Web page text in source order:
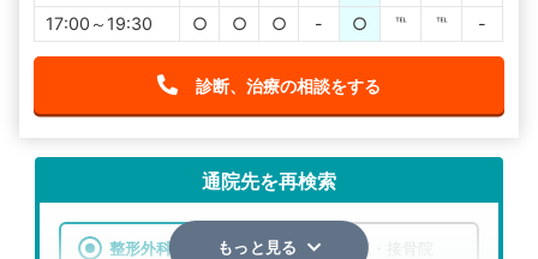
17:00～19:30
○ ○ ○ - ○ ℡ ℡ -
診断、治療の相談をする
通院先を再検索
整形外科 整骨院・接骨院
もっと見る